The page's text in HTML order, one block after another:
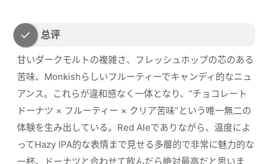
总评
甘いダークモルトの複雑さ、フレッシュホップの芯のある
苦味、Monkishらしいフルーティーでキャンディ的なニュ
アンス。これらが違和感なく一体となり、”チョコレート
ドーナツ × フルーティー × クリア苦味”という唯一無二の
体験を生み出している。Red Aleでありながら、温度によ
ってHazy IPA的な表情まで見せる多層的で非常に魅力的な
一杯。ドーナツと合わせて飲んだら絶対最高だと思いま